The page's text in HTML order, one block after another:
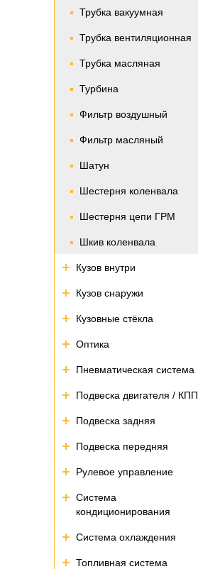
Трубка вакуумная
Трубка вентиляционная
Трубка масляная
Турбина
Фильтр воздушный
Фильтр масляный
Шатун
Шестерня коленвала
Шестерня цепи ГРМ
Шкив коленвала
Кузов внутри
Кузов снаружи
Кузовные стёкла
Оптика
Пневматическая система
Подвеска двигателя / КПП
Подвеска задняя
Подвеска передняя
Рулевое управление
Система
кондиционирования
Система охлаждения
Топливная система